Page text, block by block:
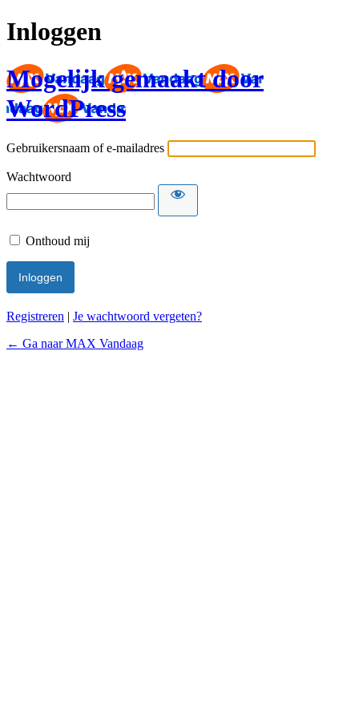
Inloggen
Mogelijk gemaakt door
WordPress
Gebruikersnaam of e-mailadres
Wachtwoord
Onthoud mij
Registreren | Je wachtwoord vergeten?
← Ga naar MAX Vandaag